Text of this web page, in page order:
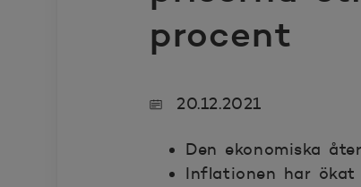
procent
20.12.2021
Den ekonomiska
Inflationen har